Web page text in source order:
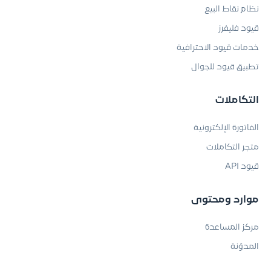
نظام نقاط البيع
قيود فليفرز
خدمات قيود الاحترافية
تطبيق قيود للجوال
التكاملات
الفاتورة الإلكترونية
متجر التكاملات
قيود API
موارد ومحتوى
مركز المساعدة
المدوّنة